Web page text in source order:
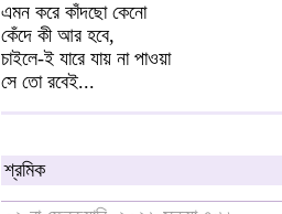
এমন করে কাঁদছো কেনো
কেঁদে কী আর হবে,
চাইলে-ই যারে যায় না পাওয়া
সে তো রবেই...
শ্রমিক